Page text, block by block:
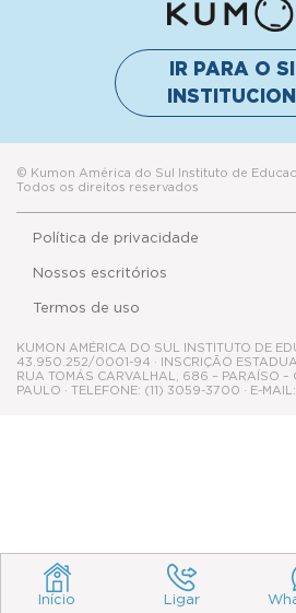
Início Ligar
IR PARA O
© Kumon América do Sul Instituto de
Todos os direitos reservados
Política de privacidade
Termos de uso
Nossos escritórios
KUMON AMÉRICA DO SUL INSTITUTO DE
43.950.252/0001-94 · INSCRIÇÃO
RUA TOMÁS CARVALHAL, 686 – PARAÍSO
PAULO · TELEFONE: (11) 3059-3700 · E-